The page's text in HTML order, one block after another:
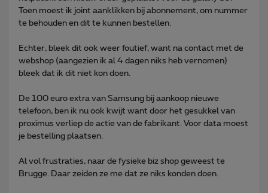
Toen moest ik joint aanklikken bij abonnement, om nummer
te behouden en dit te kunnen bestellen.
Echter, bleek dit ook weer foutief, want na contact met de
webshop (aangezien ik al 4 dagen niks heb vernomen)
bleek dat ik dit niet kon doen.
De 100 euro extra van Samsung bij aankoop nieuwe
telefoon, ben ik nu ook kwijt want door het gesukkel van
proximus verliep de actie van de fabrikant. Voor data moest
je bestelling plaatsen.
Al vol frustraties, naar de fysieke biz shop geweest te
Brugge. Daar zeiden ze me dat ze niks konden doen.